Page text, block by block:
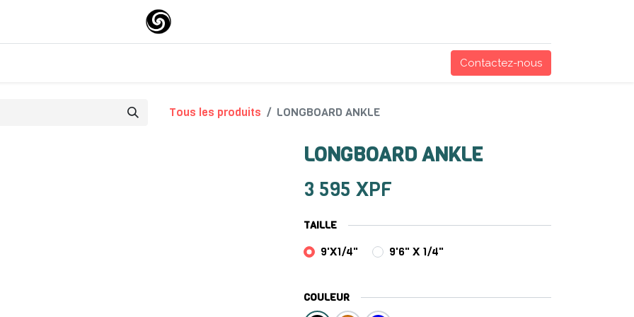
Contactez-nous
Tous les produits LONGBOARD ANKLE
LONGBOARD ANKLE
3 595 XPF
TAILLE
9'X1/4" 9'6" X 1/4"
COULEUR